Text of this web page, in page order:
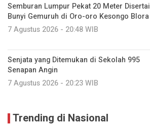
Semburan Lumpur Pekat 20 Meter Disertai
Bunyi Gemuruh di Oro-oro Kesongo Blora
7 Agustus 2026 - 20:48 WIB
Senjata yang Ditemukan di Sekolah 995
Senapan Angin
7 Agustus 2026 - 20:23 WIB
Trending di Nasional